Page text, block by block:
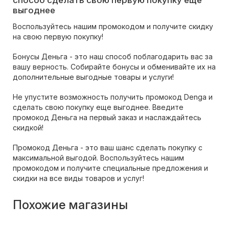
выгоднее
Воспользуйтесь нашим промокодом и получите скидку
на свою первую покупку!
Бонусы Деньга - это наш способ поблагодарить вас за
вашу верность. Собирайте бонусы и обменивайте их на
дополнительные выгодные товары и услуги!
Не упустите возможность получить промокод Denga и
сделать свою покупку еще выгоднее. Введите
промокод Деньга на первый заказ и наслаждайтесь
скидкой!
Промокод Деньга - это ваш шанс сделать покупку с
максимальной выгодой. Воспользуйтесь нашим
промокодом и получите специальные предложения и
скидки на все виды товаров и услуг!
Похожие магазины